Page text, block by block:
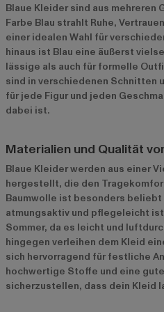
Blaue Kleider sind aus mehreren
Farbe Blau strahlt Ruhe,
einer idealen Wahl für
hinaus ist Blau eine äußerst
lässige als auch für formelle
sind in verschiedenen Schnitten
für jede Figur und jeden
dabei ist.
Materialien und Qualität
Blaue Kleider werden aus einer
hergestellt, die den
Baumwolle ist besonders
atmungsaktiv und pflegeleicht
Sommer, da es leicht und
hingegen verleihen dem Kleid
sich hervorragend für festliche
hochwertige Stoffe und eine
sicherzustellen, dass dein Kleid